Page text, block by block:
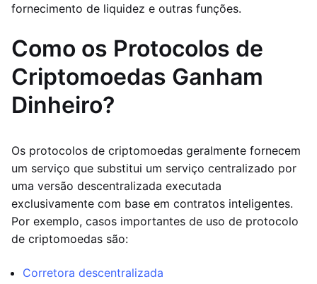
fornecimento de liquidez e outras funções.
Como os Protocolos de
Criptomoedas Ganham
Dinheiro?
Os protocolos de criptomoedas geralmente fornecem
um serviço que substitui um serviço centralizado por
uma versão descentralizada executada
exclusivamente com base em contratos inteligentes.
Por exemplo, casos importantes de uso de protocolo
de criptomoedas são:
Corretora descentralizada